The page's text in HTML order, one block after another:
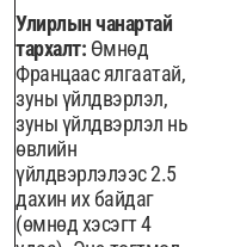
Улирлын чанартай
тархалт: Өмнөд
Францаас ялгаатай,
зуны үйлдвэрлэл,
зуны үйлдвэрлэл нь
өвлийн
үйлдвэрлэлээс 2.5
дахин их байдаг
(өмнөд хэсэгт 4